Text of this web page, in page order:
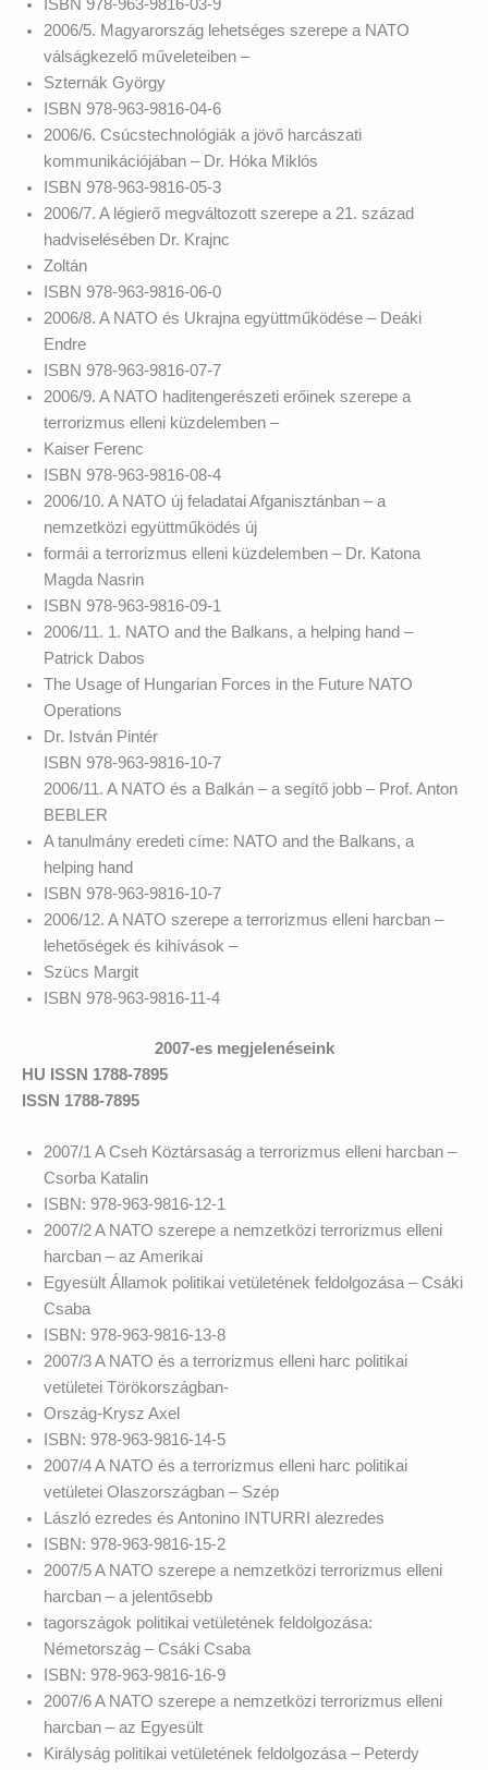
ISBN 978-963-9816-03-9
2006/5. Magyarország lehetséges szerepe a NATO
válságkezelő műveleteiben –
Szternák György
ISBN 978-963-9816-04-6
2006/6. Csúcstechnológiák a jövő harcászati
kommunikációjában – Dr. Hóka Miklós
ISBN 978-963-9816-05-3
2006/7. A légierő megváltozott szerepe a 21. század
hadviselésében Dr. Krajnc
Zoltán
ISBN 978-963-9816-06-0
2006/8. A NATO és Ukrajna együttműködése – Deáki
Endre
ISBN 978-963-9816-07-7
2006/9. A NATO haditengerészeti erőinek szerepe a
terrorizmus elleni küzdelemben –
Kaiser Ferenc
ISBN 978-963-9816-08-4
2006/10. A NATO új feladatai Afganisztánban – a
nemzetközi együttműködés új
formái a terrorizmus elleni küzdelemben – Dr. Katona
Magda Nasrin
ISBN 978-963-9816-09-1
2006/11. 1. NATO and the Balkans, a helping hand –
Patrick Dabos
The Usage of Hungarian Forces in the Future NATO
Operations
Dr. István Pintér
ISBN 978-963-9816-10-7
2006/11. A NATO és a Balkán – a segítő jobb – Prof. Anton
BEBLER
A tanulmány eredeti címe: NATO and the Balkans, a
helping hand
ISBN 978-963-9816-10-7
2006/12. A NATO szerepe a terrorizmus elleni harcban –
lehetőségek és kihívások –
Szücs Margit
ISBN 978-963-9816-11-4
2007-es megjelenéseink
HU ISSN 1788-7895
ISSN 1788-7895
2007/1 A Cseh Köztársaság a terrorizmus elleni harcban –
Csorba Katalin
ISBN: 978-963-9816-12-1
2007/2 A NATO szerepe a nemzetközi terrorizmus elleni
harcban – az Amerikai
Egyesült Államok politikai vetületének feldolgozása – Csáki
Csaba
ISBN: 978-963-9816-13-8
2007/3 A NATO és a terrorizmus elleni harc politikai
vetületei Törökországban-
Ország-Krysz Axel
ISBN: 978-963-9816-14-5
2007/4 A NATO és a terrorizmus elleni harc politikai
vetületei Olaszországban – Szép
László ezredes és Antonino INTURRI alezredes
ISBN: 978-963-9816-15-2
2007/5 A NATO szerepe a nemzetközi terrorizmus elleni
harcban – a jelentősebb
tagországok politikai vetületének feldolgozása:
Németország – Csáki Csaba
ISBN: 978-963-9816-16-9
2007/6 A NATO szerepe a nemzetközi terrorizmus elleni
harcban – az Egyesült
Királyság politikai vetületének feldolgozása – Peterdy